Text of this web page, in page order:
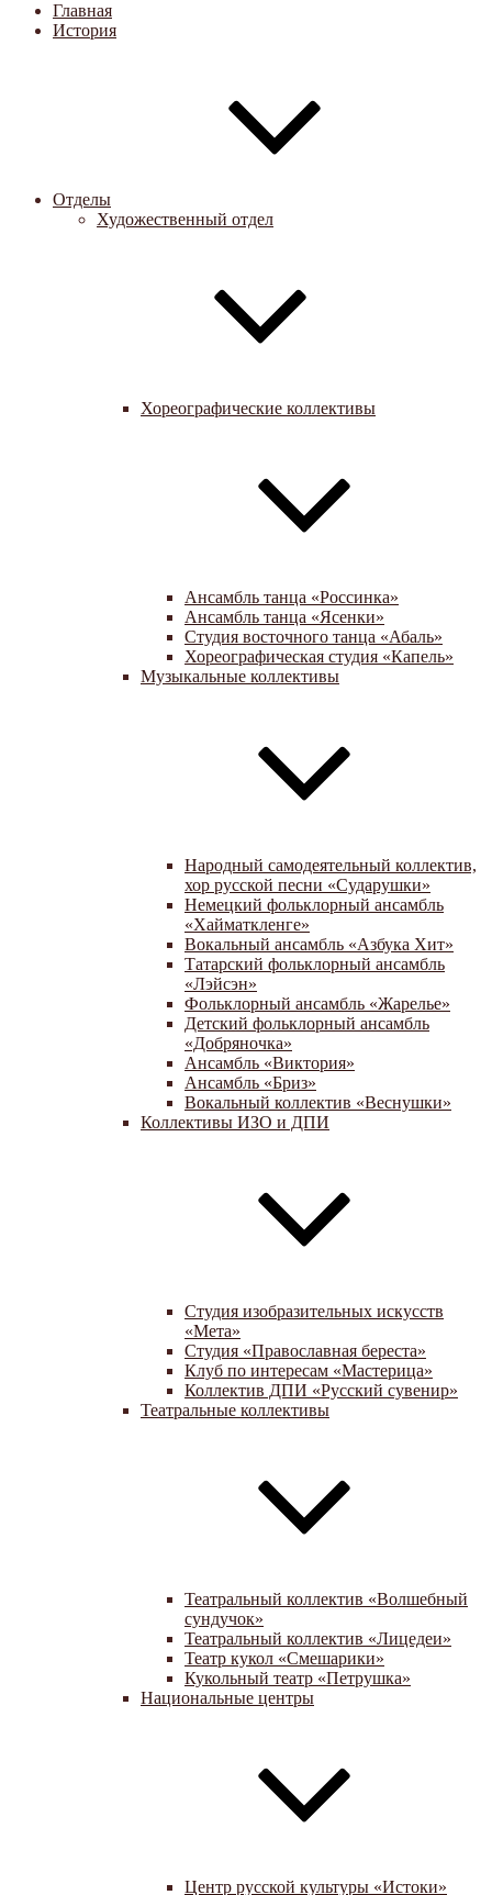
Главная
История
Отделы
Художественный отдел
Хореографические коллективы
Ансамбль танца «Россинка»
Ансамбль танца «Ясенки»
Студия восточного танца «Абаль»
Хореографическая студия «Капель»
Музыкальные коллективы
Народный самодеятельный коллектив,
хор русской песни «Сударушки»
Немецкий фольклорный ансамбль
«Хайматкленге»
Вокальный ансамбль «Азбука Хит»
Татарский фольклорный ансамбль
«Лэйсэн»
Фольклорный ансамбль «Жарелье»
Детский фольклорный ансамбль
«Добряночка»
Ансамбль «Виктория»
Ансамбль «Бриз»
Вокальный коллектив «Веснушки»
Коллективы ИЗО и ДПИ
Студия изобразительных искусств
«Мета»
Студия «Православная береста»
Клуб по интересам «Мастерица»
Коллектив ДПИ «Русский сувенир»
Театральные коллективы
Театральный коллектив «Волшебный
сундучок»
Театральный коллектив «Лицедеи»
Театр кукол «Смешарики»
Кукольный театр «Петрушка»
Национальные центры
Центр русской культуры «Истоки»